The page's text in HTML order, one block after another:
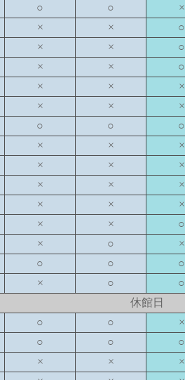
○ ○ ×
× × ○
× × ○
× × ○
× × ×
× × ×
○ ○ ○
× × ×
× × ×
× × ×
× × ×
× × ○
× ○ ×
○ ○ ○
× ○ ○
休館日
○ ○ ×
○ ○ ○
× × ×